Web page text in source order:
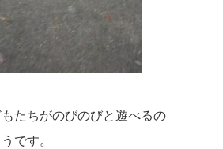
たちがのびのびと遊べるの
です。